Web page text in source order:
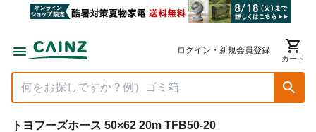
ログイン・新規会員登録
カート
トヨフーズホース 50×62 20m TFB50-20